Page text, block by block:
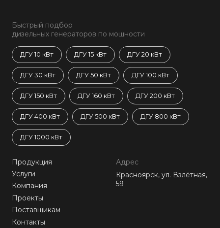
Быстрый подбор
дизельных генераторов по мощности
ДГУ 10 кВт ДГУ 15 кВт ДГУ 20 кВт
ДГУ 30 кВт ДГУ 50 кВт ДГУ 100 кВт
ДГУ 150 кВт ДГУ 160 кВт ДГУ 200 кВт
ДГУ 400 кВт ДГУ 500 кВт ДГУ 800 кВт
ДГУ 1000 кВт
Продукция
Услуги
Компания
Проекты
Поставщикам
Контакты
Адрес
Красноярск, ул. Взлётная,
59